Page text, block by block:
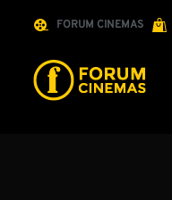
FORUM CINEMAS